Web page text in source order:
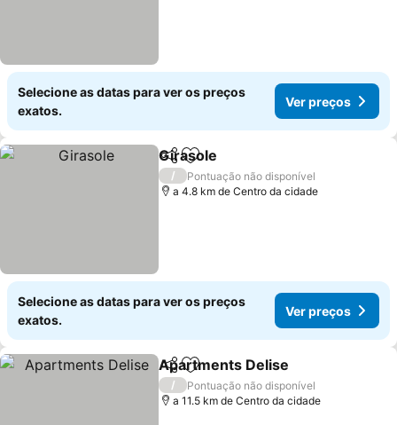
Selecione as datas para ver os preços
exatos.
Ver preços
PartilharAdicionar aos favoritos
Girasole
/
Pontuação não disponível
a 4.8 km de Centro da cidade
Selecione as datas para ver os preços
exatos.
Ver preços
PartilharAdicionar aos favoritos
Apartments Delise
/
Pontuação não disponível
a 11.5 km de Centro da cidade